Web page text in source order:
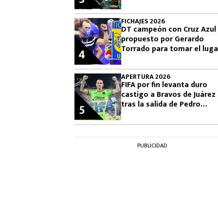
FICHAJES 2026
DT campeón con Cruz
propuesto por Gerardo
Torrado para tomar el
4
APERTURA 2026
FIFA por fin levanta duro
castigo a Bravos de Juárez
tras la salida de Pedro
5
PUBLICIDAD